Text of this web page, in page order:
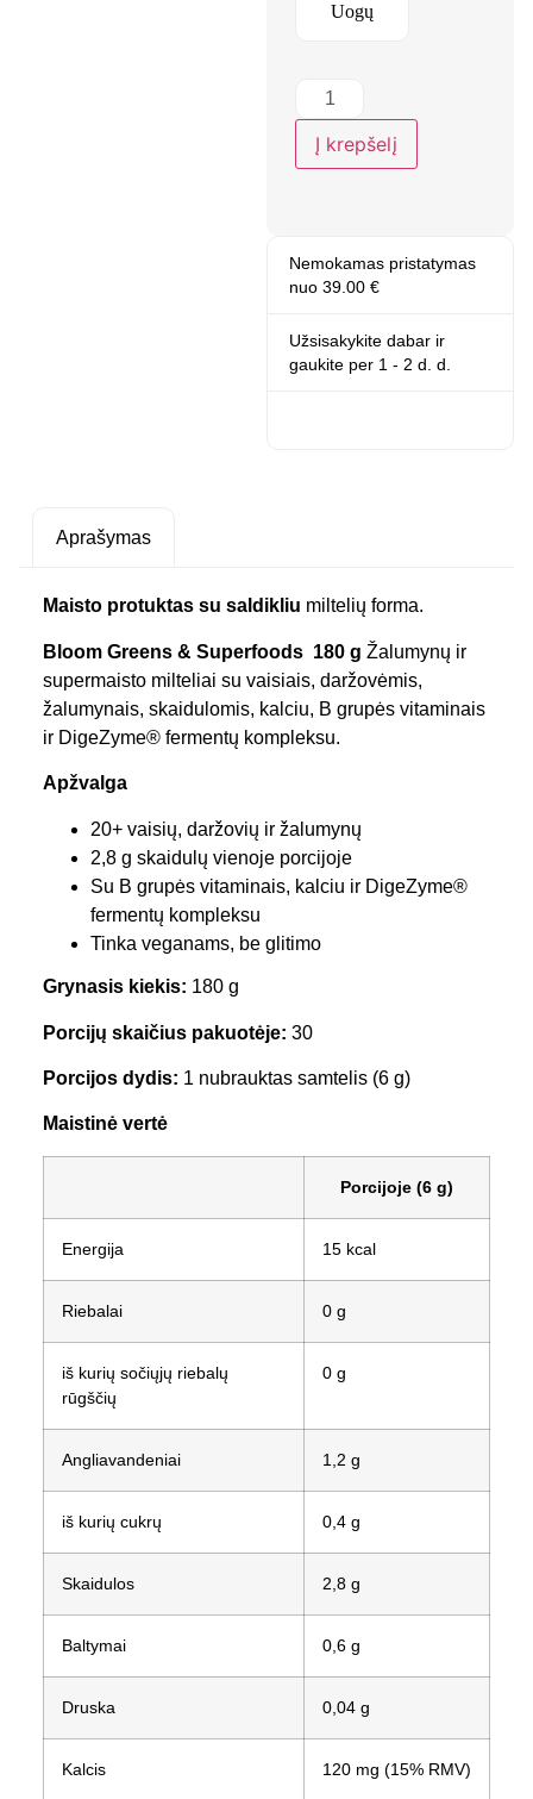
Uogų
Į krepšelį
Nemokamas pristatymas
nuo 39.00 €
Užsisakykite dabar ir
gaukite per 1 - 2 d. d.
Aprašymas
Maisto protuktas su saldikliu miltelių forma.
Bloom Greens & Superfoods 180 g Žalumynų ir
supermaisto milteliai su vaisiais, daržovėmis,
žalumynais, skaidulomis, kalciu, B grupės vitaminais
ir DigeZyme® fermentų kompleksu.
Apžvalga
20+ vaisių, daržovių ir žalumynų
2,8 g skaidulų vienoje porcijoje
Su B grupės vitaminais, kalciu ir DigeZyme®
fermentų kompleksu
Tinka veganams, be glitimo
Grynasis kiekis: 180 g
Porcijų skaičius pakuotėje: 30
Porcijos dydis: 1 nubrauktas samtelis (6 g)
Maistinė vertė
Porcijoje (6 g)
Energija 15 kcal
Riebalai 0 g
iš kurių sočiųjų riebalų
rūgščių
0 g
Angliavandeniai 1,2 g
iš kurių cukrų 0,4 g
Skaidulos 2,8 g
Baltymai 0,6 g
Druska 0,04 g
Kalcis 120 mg (15% RMV)